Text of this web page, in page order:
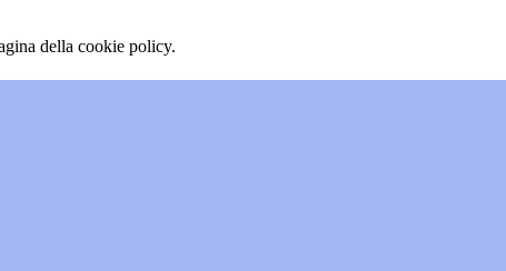
della cookie policy.